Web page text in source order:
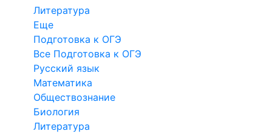
Литература
Еще
Подготовка к ОГЭ
Все Подготовка к ОГЭ
Русский язык
Математика
Обществознание
Биология
Литература